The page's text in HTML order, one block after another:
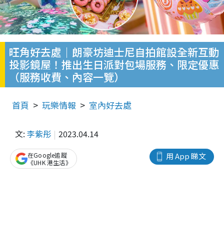
旺角好去處｜朗豪坊迪士尼自拍館設全新互動
投影鏡屋！推出生日派對包場服務、限定優惠
（服務收費、內容一覽）
首頁 玩樂情報 室內好去處
文: 李紫彤 2023.04.14
用 App 睇文
在Google追蹤
《UHK 港生活》